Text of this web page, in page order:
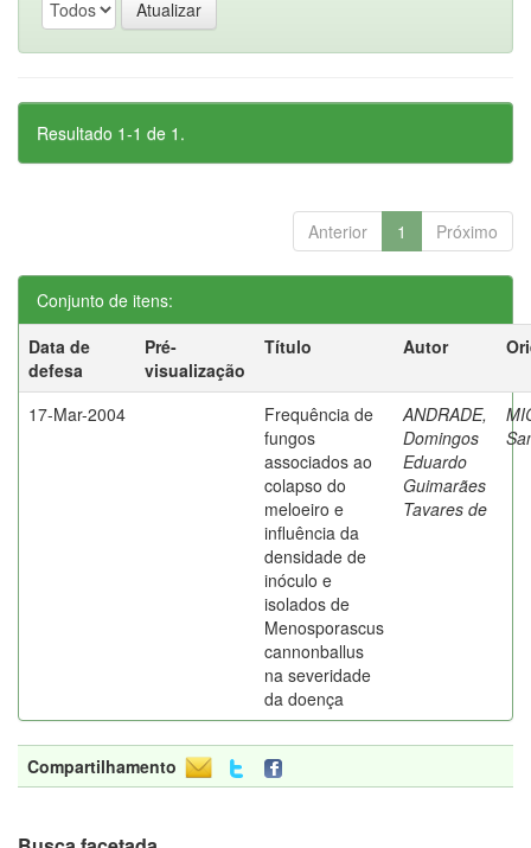
Resultado 1-1 de 1.
Anterior 1 Próximo
Conjunto de itens:
Data de
defesa
Pré-
visualização
Título Autor
17-Mar-2004
Frequência de
fungos
associados ao
colapso do
meloeiro e
influência da
densidade de
inóculo e
isolados de
Menosporascus
cannonballus
na severidade
da doença
ANDRADE,
Domingos
Eduardo
Guimarães
Tavares de
Compartilhamento